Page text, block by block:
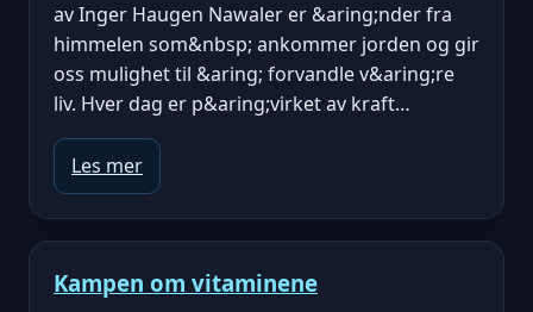
av Inger Haugen Nawaler er &aring;nder fra
himmelen som&nbsp; ankommer jorden og gir
oss mulighet til &aring; forvandle v&aring;re
liv. Hver dag er p&aring;virket av kraft…
Les mer
Kampen om vitaminene